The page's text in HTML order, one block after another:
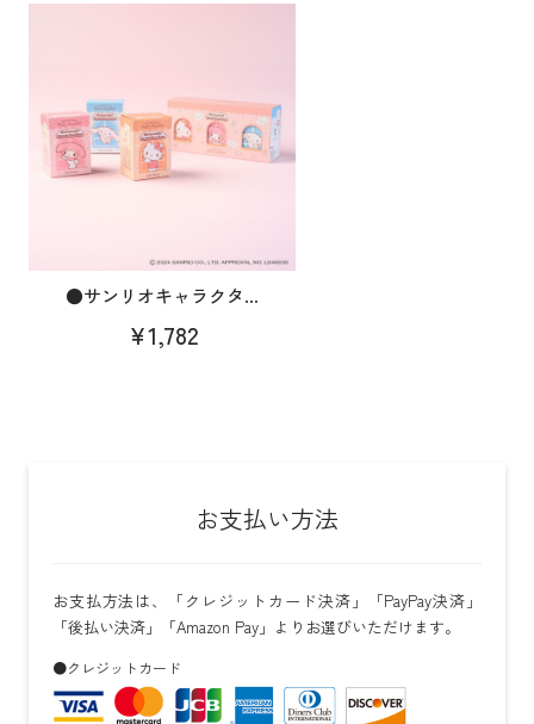
●サンリオキャラクタ...
¥1,782
お支払い方法
お支払方法は、「クレジットカード決済」「PayPay決済」
「後払い決済」「Amazon Pay」よりお選びいただけます。
●クレジットカード